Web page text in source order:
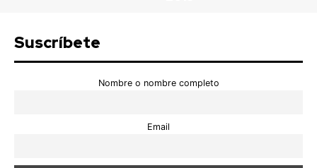
Suscríbete
Nombre o nombre completo
Email